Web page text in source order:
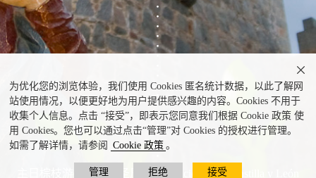
为优化您的浏览体验，我们使用 Cookies 匿名统计数据，以此了解网
站使用情况，以便更好地为用户提供感兴趣的内容。Cookies 不用于
收集个人信息。点击 “接受”，即表示您同意我们根据 Cookie 政策 使
用 Cookies。您也可以通过点击“管理”对 Cookies 的授权进行管理。
如需了解详情，请参阅
Cookie 政策 。
管理 拒绝 接受

主日棕枝游行阿维拉圣周 © Fundación Siglo Castilla y León